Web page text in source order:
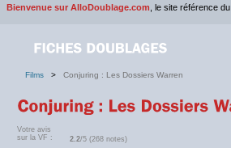
Bienvenue sur AlloDoublage.com , le site référence
Films > Conjuring : Les Dossiers Warren
Votre avis
sur la VF :
2.2/5 (268 notes)